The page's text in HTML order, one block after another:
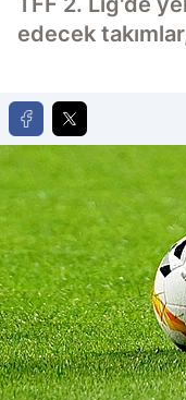
edecek